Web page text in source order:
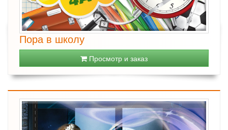
Пора в школу
Просмотр и заказ